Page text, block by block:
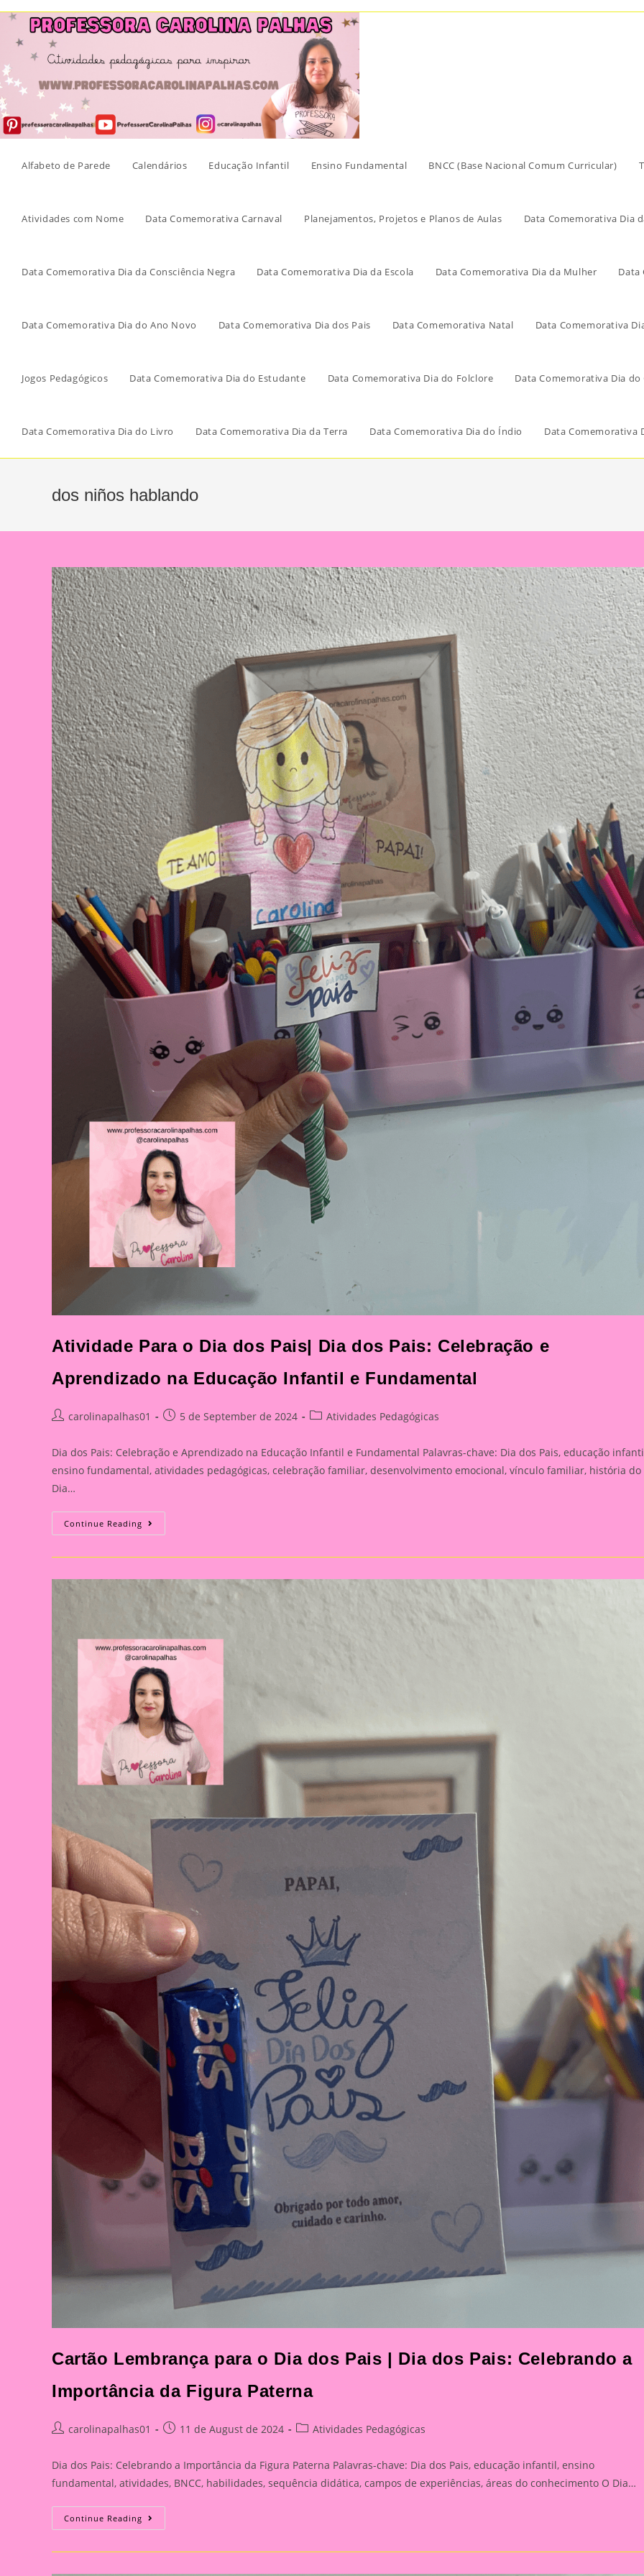
Skip
content
Alfabeto de Parede Calendários Educação Infantil Ensino Fundamental BNCC (Base Nacional Comum Curricular)
Atividades com Nome Data Comemorativa Carnaval Planejamentos, Projetos e Planos de Aulas Data Comemorativa Dia
Data Comemorativa Dia da Consciência Negra Data Comemorativa Dia da Escola Data Comemorativa Dia da Mulher Data
Data Comemorativa Dia do Ano Novo Data Comemorativa Dia dos Pais Data Comemorativa Natal Data Comemorativa
Jogos Pedagógicos Data Comemorativa Dia do Estudante Data Comemorativa Dia do Folclore Data Comemorativa Dia do
Data Comemorativa Dia do Livro Data Comemorativa Dia da Terra Data Comemorativa Dia do Índio Data Comemorativa
dos niños hablando
Atividade Para o Dia dos Pais| Dia dos Pais: Celebração e
Aprendizado na Educação Infantil e Fundamental
Postcarolinapalhas01
Post5 de September de 2024
PostAtividades Pedagógicas
Dia dos Pais: Celebração e Aprendizado na Educação Infantil e Fundamental Palavras-chave: Dia dos Pais, educação
ensino fundamental, atividades pedagógicas, celebração familiar, desenvolvimento emocional, vínculo familiar, história do
Dia…
Continue Reading Atividade
Para
Dia
Dia
Pais:
Celebração
E
Aprendizado
Na
Educação
Infantil
E
Fundamental
Cartão Lembrança para o Dia dos Pais | Dia dos Pais: Celebrando a
Importância da Figura Paterna
Postcarolinapalhas01
Post11 de August de 2024
PostAtividades Pedagógicas
Dia dos Pais: Celebrando a Importância da Figura Paterna Palavras-chave: Dia dos Pais, educação infantil, ensino
fundamental, atividades, BNCC, habilidades, sequência didática, campos de experiências, áreas do conhecimento O Dia…
Continue Reading Cartão
Lembrança